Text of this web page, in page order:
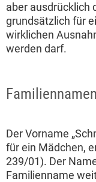
aber ausdrücklich
grundsätzlich für
wirklichen
werden darf.
Der Vorname
für ein Mädchen,
239/01). Der
Familienname